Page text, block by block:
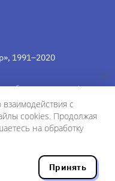
1991–2020
по надзору в сфере
и массовых
информации
от 13 июня 2019 г.
с
cookies. Продолжая
на обработку
Принять